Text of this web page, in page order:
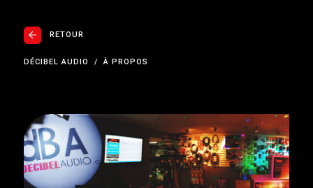
RETOUR
DÉCIBEL AUDIO À PROPOS